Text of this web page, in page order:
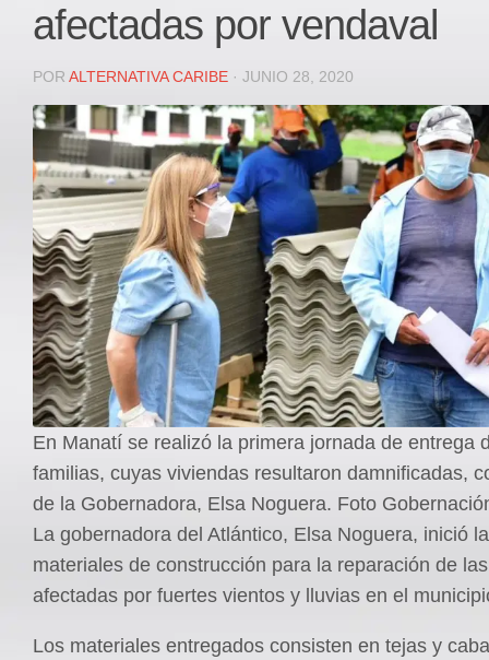
REGIONAL
DEPARTAMENTAL
Internacional
OPINIÓN
Contactenos
facebook
Twitter
Instagram
Registro ISSN: 2711-3299
afectadas por vendaval
POR ALTERNATIVA CARIBE · JUNIO 28, 2020
En Manatí se realizó la primera jornada de entrega
familias, cuyas viviendas resultaron damnificadas,
de la Gobernadora, Elsa Noguera. Foto
La gobernadora del Atlántico, Elsa Noguera, inició
materiales de construcción para la reparación de
afectadas por fuertes vientos y lluvias en el
Los materiales entregados consisten en tejas y